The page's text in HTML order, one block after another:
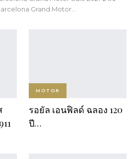
PHEV ครั้งแรกในไทย พร้อมประกาศ
า
AION Thailand กวาด